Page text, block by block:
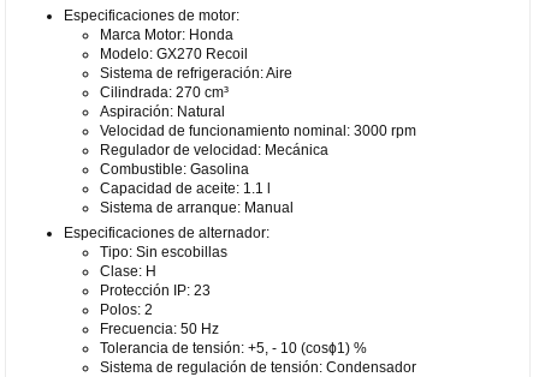
Especificaciones de motor:
Marca Motor: Honda
Modelo: GX270 Recoil
Sistema de refrigeración: Aire
Cilindrada: 270 cm³
Aspiración: Natural
Velocidad de funcionamiento nominal: 3000 rpm
Regulador de velocidad: Mecánica
Combustible: Gasolina
Capacidad de aceite: 1.1 l
Sistema de arranque: Manual
Especificaciones de alternador:
Tipo: Sin escobillas
Clase: H
Protección IP: 23
Polos: 2
Frecuencia: 50 Hz
Tolerancia de tensión: +5, - 10 (cosϕ1) %
Sistema de regulación de tensión: Condensador